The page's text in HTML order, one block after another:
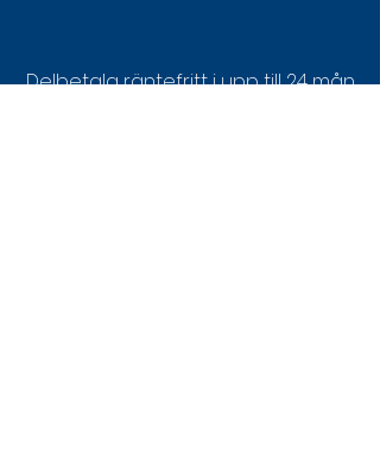
Delbetala räntefritt i upp till 24 mån